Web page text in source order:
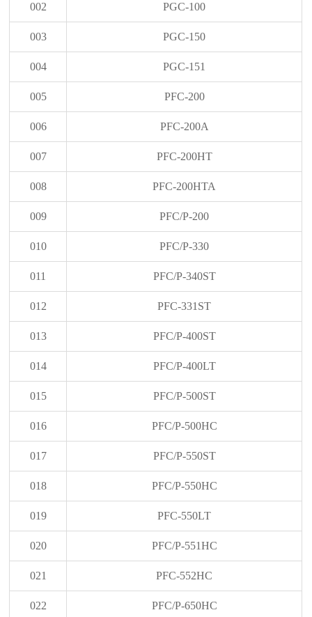
002 PGC-100
003 PGC-150
004 PGC-151
005 PFC-200
006 PFC-200A
007 PFC-200HT
008 PFC-200HTA
009 PFC/P-200
010 PFC/P-330
011 PFC/P-340ST
012 PFC-331ST
013 PFC/P-400ST
014 PFC/P-400LT
015 PFC/P-500ST
016 PFC/P-500HC
017 PFC/P-550ST
018 PFC/P-550HC
019 PFC-550LT
020 PFC/P-551HC
021 PFC-552HC
022 PFC/P-650HC